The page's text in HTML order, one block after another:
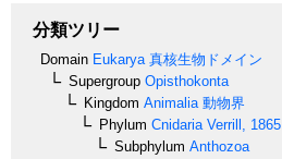
分類ツリー
Domain Eukarya真核生物ドメイン
Supergroup Opisthokonta
Kingdom Animalia動物界
Phylum CnidariaVerrill, 1865
Subphylum Anthozoa